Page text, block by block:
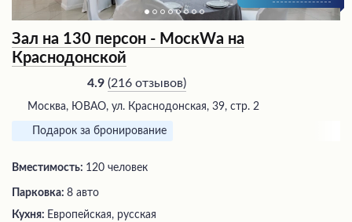
Зал на 130 персон - МоскWа на
Краснодонской
4.9 (216 отзывов)
Москва, ЮВАО, ул. Краснодонская, 39, стр. 2
Подарок за бронирование
Вместимость: 120 человек
Парковка: 8 авто
Кухня: Европейская, русская